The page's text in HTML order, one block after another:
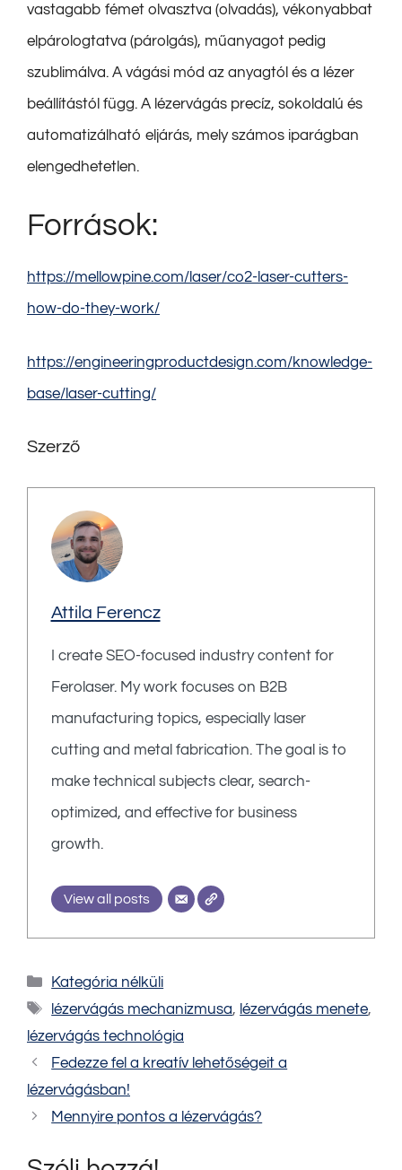
vastagabb fémet olvasztva (olvadás), vékonyabbat
elpárologtatva (párolgás), műanyagot pedig
szublimálva. A vágási mód az anyagtól és a lézer
beállítástól függ. A lézervágás precíz, sokoldalú és
automatizálható eljárás, mely számos iparágban
elengedhetetlen.
Források:
https://mellowpine.com/laser/co2-laser-cutters-
how-do-they-work/
https://engineeringproductdesign.com/knowledge-
base/laser-cutting/
Szerző
Attila Ferencz
I create SEO-focused industry content for
Ferolaser. My work focuses on B2B
manufacturing topics, especially laser
cutting and metal fabrication. The goal is to
make technical subjects clear, search-
optimized, and effective for business
growth.
View all posts
Kategória
Kategória nélküli
Címkék
lézervágás mechanizmusa, lézervágás menete,
lézervágás technológia
Fedezze fel a kreatív lehetőségeit a
lézervágásban!
Mennyire pontos a lézervágás?